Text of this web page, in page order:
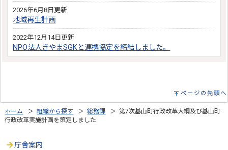
2026年6月8日更新
地域再生計画
2022年12月14日更新
NPO法人きやまSGKと連携協定を締結しました。
ページの先頭へ
ホーム ＞組織から探す ＞総務課 ＞ 第7次基山町行政改革大綱及び基山町
行政改革実施計画を策定しました
庁舎案内